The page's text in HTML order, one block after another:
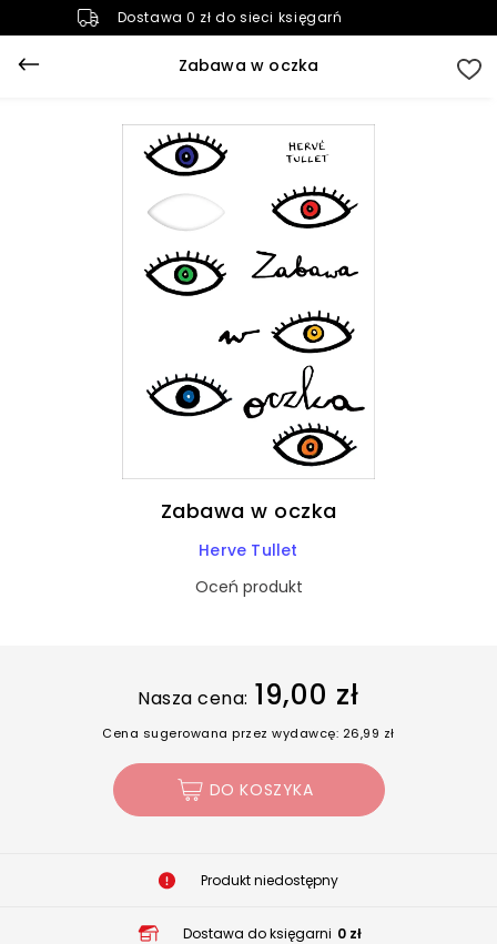
Dostawa 0 zł do sieci księgarń
Zabawa w oczka
Zabawa w oczka
Herve Tullet
Oceń produkt
Nasza cena: 19,00 zł
Cena sugerowana przez wydawcę: 26,99 zł
DO KOSZYKA
Produkt niedostępny
Dostawa do księgarni 0 zł